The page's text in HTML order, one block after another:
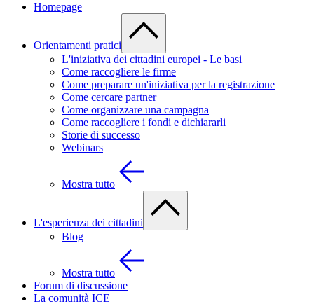
Homepage
Orientamenti pratici
L'iniziativa dei cittadini europei - Le basi
Come raccogliere le firme
Come preparare un'iniziativa per la registrazione
Come cercare partner
Come organizzare una campagna
Come raccogliere i fondi e dichiararli
Storie di successo
Webinars
Mostra tutto
L'esperienza dei cittadini
Blog
Mostra tutto
Forum di discussione
La comunità ICE